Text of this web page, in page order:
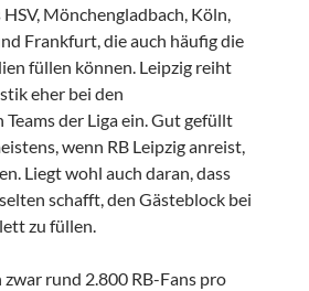
Mönchengladbach, Köln,
Frankfurt, die auch häufig die
füllen können. Leipzig reiht
eher bei den
der Liga ein. Gut gefüllt
wenn RB Leipzig anreist,
Liegt wohl auch daran, dass
schafft, den Gästeblock bei
zu füllen.
rund 2.800 RB-Fans pro